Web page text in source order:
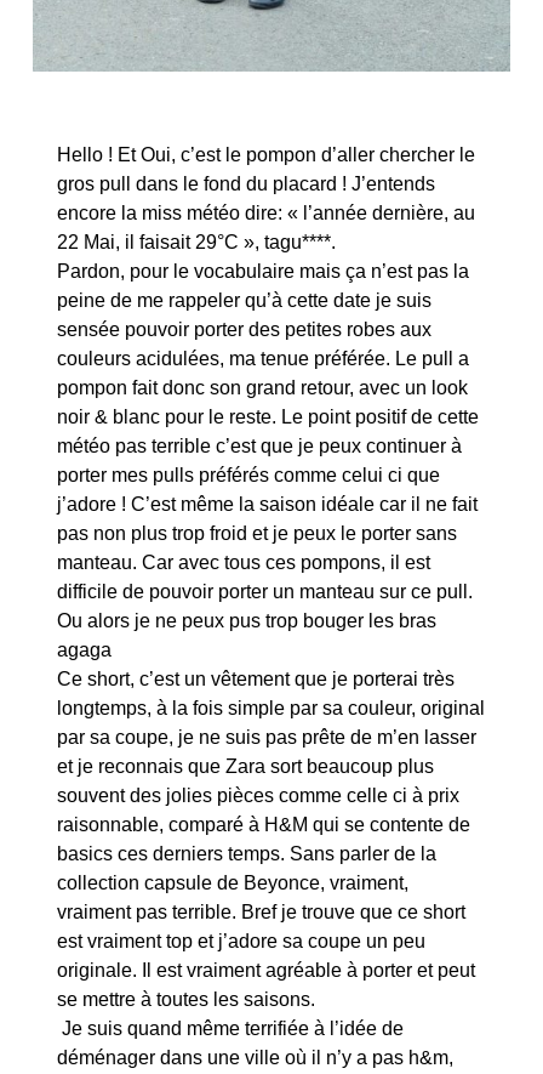
Hello ! Et Oui, c’est le pompon d’aller chercher le
gros pull dans le fond du placard ! J’entends
encore la miss météo dire: « l’année dernière, au
22 Mai, il faisait 29°C », tagu****.
Pardon, pour le vocabulaire mais ça n’est pas la
peine de me rappeler qu’à cette date je suis
sensée pouvoir porter des petites robes aux
couleurs acidulées, ma tenue préférée. Le pull a
pompon fait donc son grand retour, avec un look
noir & blanc pour le reste. Le point positif de cette
météo pas terrible c’est que je peux continuer à
porter mes pulls préférés comme celui ci que
j’adore ! C’est même la saison idéale car il ne fait
pas non plus trop froid et je peux le porter sans
manteau. Car avec tous ces pompons, il est
difficile de pouvoir porter un manteau sur ce pull.
Ou alors je ne peux pus trop bouger les bras
agaga
Ce short, c’est un vêtement que je porterai très
longtemps, à la fois simple par sa couleur, original
par sa coupe, je ne suis pas prête de m’en lasser
et je reconnais que Zara sort beaucoup plus
souvent des jolies pièces comme celle ci à prix
raisonnable, comparé à H&M qui se contente de
basics ces derniers temps. Sans parler de la
collection capsule de Beyonce, vraiment,
vraiment pas terrible. Bref je trouve que ce short
est vraiment top et j’adore sa coupe un peu
originale. Il est vraiment agréable à porter et peut
se mettre à toutes les saisons.
Je suis quand même terrifiée à l’idée de
déménager dans une ville où il n’y a pas h&m,